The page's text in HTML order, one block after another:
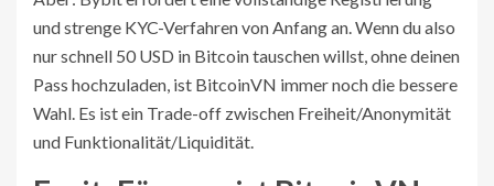
und strenge KYC-Verfahren von Anfang an. Wenn du also
nur schnell 50 USD in Bitcoin tauschen willst, ohne deinen
Pass hochzuladen, ist BitcoinVN immer noch die bessere
Wahl. Es ist ein Trade-off zwischen Freiheit/Anonymität
und Funktionalität/Liquidität.